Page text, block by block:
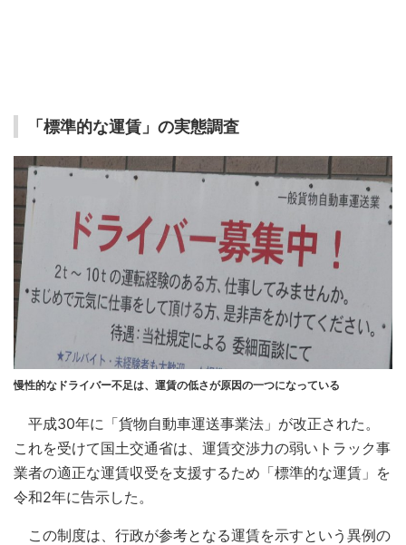
「標準的な運賃」の実態調査
慢性的なドライバー不足は、運賃の低さが原因の一つになっている
平成30年に「貨物自動車運送事業法」が改正された。
これを受けて国土交通省は、運賃交渉力の弱いトラック事
業者の適正な運賃収受を支援するため「標準的な運賃」を
令和2年に告示した。
この制度は、行政が参考となる運賃を示すという異例の